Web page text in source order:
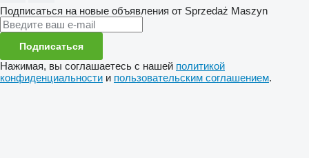
Подписаться на новые объявления от Sprzedaż Maszyn
Подписаться
Нажимая, вы соглашаетесь с нашей политикой
конфиденциальности и пользовательским соглашением.